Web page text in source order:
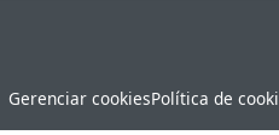
Gerenciar cookiesPolítica de